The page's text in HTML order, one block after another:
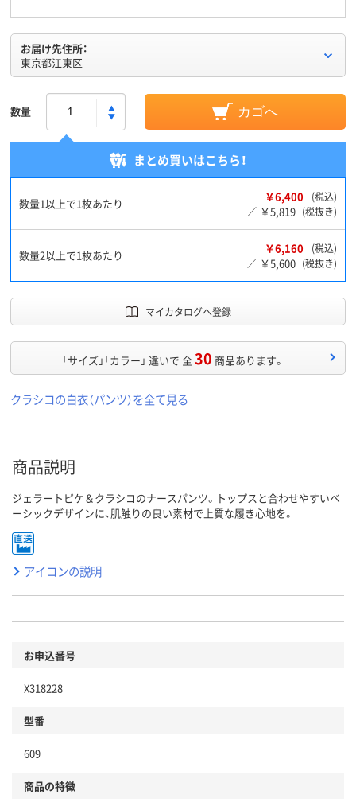
お届け先住所：
東京都江東区
数量 カゴへ
まとめ買いはこちら！
数量1以上で1枚あたり ￥6,400
(税込)
／ ￥5,819 (税抜き)
数量2以上で1枚あたり ￥6,160
(税込)
／ ￥5,600 (税抜き)
マイカタログへ登録
「サイズ」「カラー」 違いで 全30 商品あります。
クラシコの白衣（パンツ）を全て見る
商品説明
ジェラートピケ＆クラシコのナースパンツ。トップスと合わせやすいベ
ーシックデザインに、肌触りの良い素材で上質な履き心地を。
アイコンの説明
お申込番号
X318228
型番
609
商品の特徴